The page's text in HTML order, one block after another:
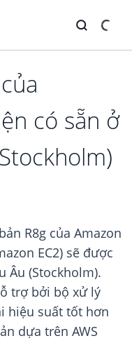
có sẵn ở
R8g của Amazon
EC2) sẽ được
Âu (Stockholm).
trợ bởi bộ xử lý
hiệu suất tốt hơn
dựa trên AWS